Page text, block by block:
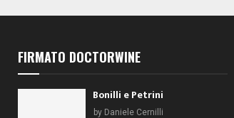
FIRMATO DOCTORWINE
Bonilli e Petrini
by Daniele Cernilli